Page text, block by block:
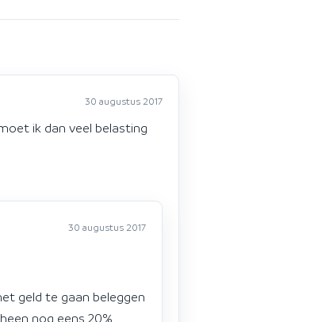
30 augustus 2017
ik dan veel belasting
30 augustus 2017
geld te gaan beleggen
nog eens 20%